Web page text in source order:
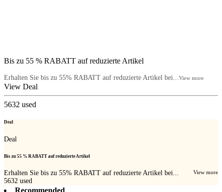
Bis zu 55 % RABATT auf reduzierte Artikel
Erhalten Sie bis zu 55% RABATT auf reduzierte Artikel bei...View more
View Deal
5632 used
Deal
Deal
Bis zu 55 % RABATT auf reduzierte Artikel
Erhalten Sie bis zu 55% RABATT auf reduzierte Artikel bei... View more
5632 used